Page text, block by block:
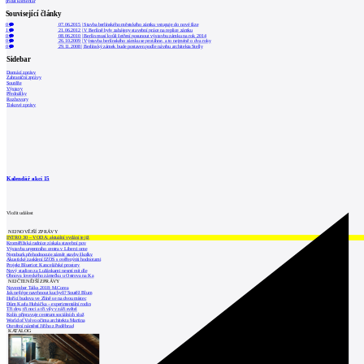
Související články
0 07.06.2015 |Stavba berlínského městského zámku vstupuje do nové fáze
1
21.06.2012 |V Berlíně byly zahájeny stavební práce na replice zámku
0
08.06.2010 |Berlín musí kvůli šetření posunout výstavbu zámku na rok 2014
0
26.10.2009 |Výstavba berlínského zámku se protáhne, a to nejméně o dva roky
0
29.11.2008| Berlínský zámek bude postaven podle návrhu architekta Stelly
Sidebar
Domácí zprávy
Zahraniční zprávy
Soutěže
Výstavy
Přednášky
Rozhovory
Tiskové zprávy
Kalendář akcí 15
Vložit událost
NEJNOVĚJŠÍ ZPRÁVY
INTRO 30 – VODA: aktuální vydání je již
Kroměřížská radnice získala stavební pov
Výstavba urgentního centra v Liberci ome
Nymburk přehodnocuje záměr stavby školky
Akustické zasklení IZOS s ověřenými hodnotami
Projekt Blueriot: Kancelářské prostory
Nový stadion za Lužánkami nesmí mít dle
Obnova loveckého zámečku u Ostrova na Ka
NEJČTENĚJŠÍ ZPRÁVY
November Talks 2018: M.Corea
Jak nejlépe navrhnout kuchyň? Soutěž Blum
Hořící budova ve Zlíně se na dvou místec
Dům Karla Hubáčka – experimentální rodin
Tři dny, tři noci a tři vily v záři světel
Kolín připravuje centrum sociálních služ
World of Volvo očima architekta Martina
Otevření náměstí Jiřího z Poděbrad
KATALOG